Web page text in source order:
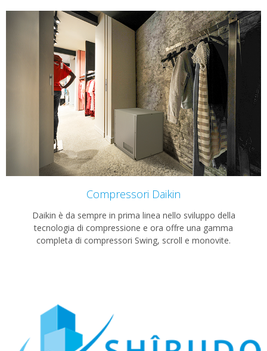
Compressori Daikin
Daikin è da sempre in prima linea nello sviluppo della
tecnologia di compressione e ora offre una gamma
completa di compressori Swing, scroll e monovite.